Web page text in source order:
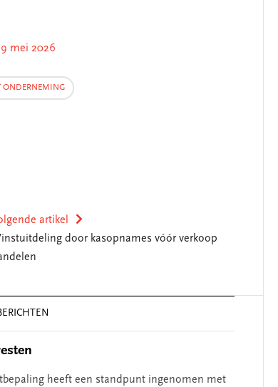
mei 2026
ONDERNEMING
artikel
door kasopnames vóór verkoop
heeft een standpunt ingenomen met